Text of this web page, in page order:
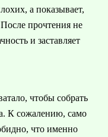
а показывает,
прочтения не
и заставляет
чтобы собрать
К сожалению, само
что именно